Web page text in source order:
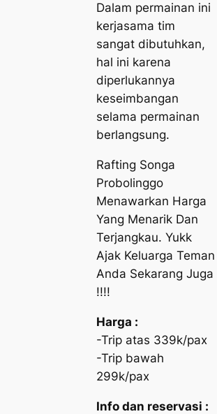
Dalam permainan ini
kerjasama tim
sangat dibutuhkan,
hal ini karena
diperlukannya
keseimbangan
selama permainan
berlangsung.
Rafting Songa
Probolinggo
Menawarkan Harga
Yang Menarik Dan
Terjangkau. Yukk
Ajak Keluarga Teman
Anda Sekarang Juga
!!!!
Harga :
-Trip atas 339k/pax
-Trip bawah
299k/pax
Info dan reservasi :